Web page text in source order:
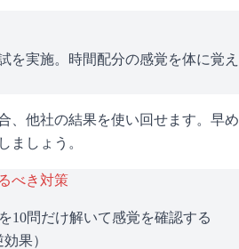
を実施。時間配分の感覚を体に覚え
、他社の結果を使い回せます。早め
ましょう。
べき対策
10問だけ解いて感覚を確認する
果）